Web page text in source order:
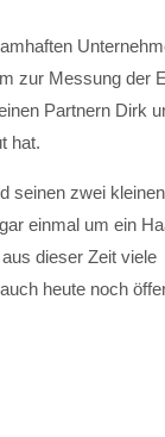
zur Messung der
Partnern Dirk
hat.
seinen zwei kleinen
einmal um ein
dieser Zeit viele
heute noch